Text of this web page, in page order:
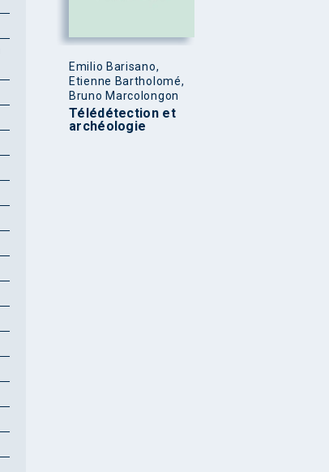
Emilio Barisano,
Etienne Bartholomé,
Bruno Marcolongon
Télédétection et
archéologie